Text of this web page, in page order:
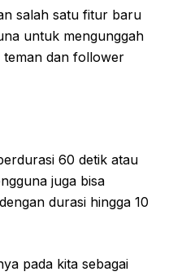
salah satu fitur baru
untuk mengunggah
teman dan follower
60 detik atau
juga bisa
durasi hingga 10
pada kita sebagai